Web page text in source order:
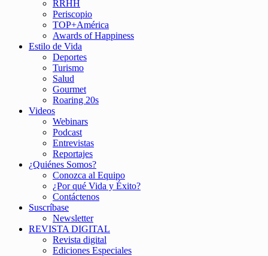
RRHH
Periscopio
TOP+América
Awards of Happiness
Estilo de Vida
Deportes
Turismo
Salud
Gourmet
Roaring 20s
Videos
Webinars
Podcast
Entrevistas
Reportajes
¿Quiénes Somos?
Conozca al Equipo
¿Por qué Vida y Éxito?
Contáctenos
Suscríbase
Newsletter
REVISTA DIGITAL
Revista digital
Ediciones Especiales